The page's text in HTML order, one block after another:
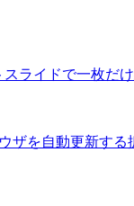
ライドで一枚だ
ザを自動更新する